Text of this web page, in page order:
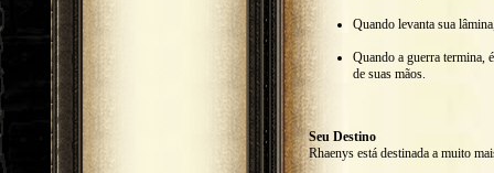
Quando levanta sua
Quando a guerra termina,
de suas mãos.
Seu Destino
Rhaenys está destinada a muito